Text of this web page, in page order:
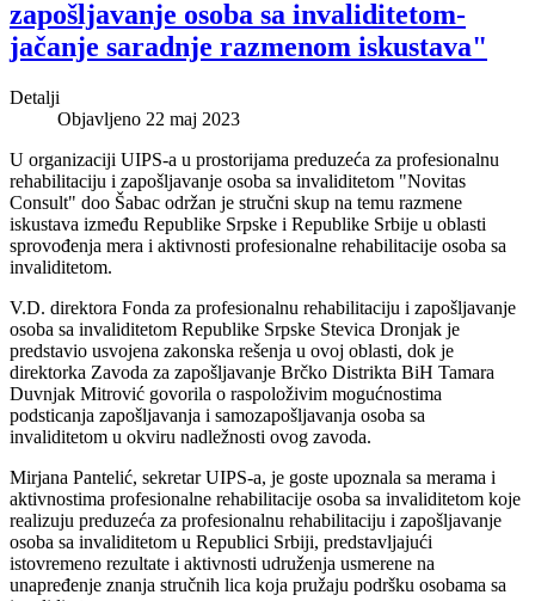
zapošljavanje osoba sa invaliditetom-
jačanje saradnje razmenom iskustava"
Detalji
Objavljeno 22 maj 2023
U organizaciji UIPS-a u prostorijama preduzeća za profesionalnu
rehabilitaciju i zapošljavanje osoba sa invaliditetom "Novitas
Consult" doo Šabac održan je stručni skup na temu razmene
iskustava između Republike Srpske i Republike Srbije u oblasti
sprovođenja mera i aktivnosti profesionalne rehabilitacije osoba sa
invaliditetom.
V.D. direktora Fonda za profesionalnu rehabilitaciju i zapošljavanje
osoba sa invaliditetom Republike Srpske Stevica Dronjak je
predstavio usvojena zakonska rešenja u ovoj oblasti, dok je
direktorka Zavoda za zapošljavanje Brčko Distrikta BiH Tamara
Duvnjak Mitrović govorila o raspoloživim mogućnostima
podsticanja zapošljavanja i samozapošljavanja osoba sa
invaliditetom u okviru nadležnosti ovog zavoda.
Mirjana Pantelić, sekretar UIPS-a, je goste upoznala sa merama i
aktivnostima profesionalne rehabilitacije osoba sa invaliditetom koje
realizuju preduzeća za profesionalnu rehabilitaciju i zapošljavanje
osoba sa invaliditetom u Republici Srbiji, predstavljajući
istovremeno rezultate i aktivnosti udruženja usmerene na
unapređenje znanja stručnih lica koja pružaju podršku osobama sa